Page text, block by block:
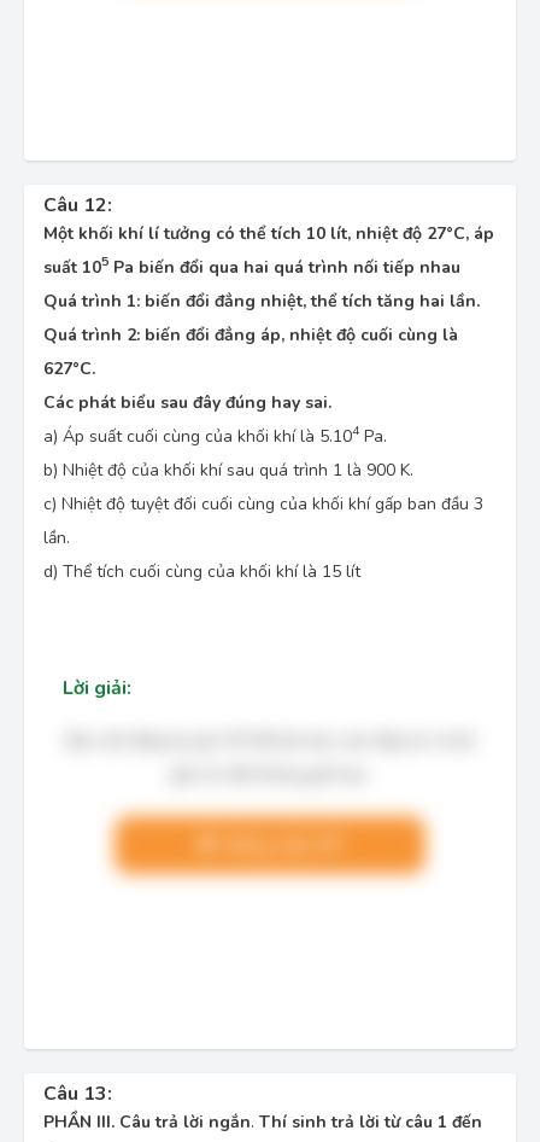
Câu 12:
Một khối khí lí tưởng có thể tích 10 lít, nhiệt độ 27°C, áp
suất 105 Pa biến đổi qua hai quá trình nối tiếp nhau
Quá trình 1: biến đổi đẳng nhiệt, thể tích tăng hai lần.
Quá trình 2: biến đổi đẳng áp, nhiệt độ cuối cùng là
627°C.
Các phát biểu sau đây đúng hay sai.
a) Áp suất cuối cùng của khối khí là 5.104 Pa.
b) Nhiệt độ của khối khí sau quá trình 1 là 900 K.
c) Nhiệt độ tuyệt đối cuối cùng của khối khí gấp ban đầu 3
lần.
d) Thể tích cuối cùng của khối khí là 15 lít
Lời giải:
Câu 13:
PHẦN III. Câu trả lời ngắn. Thí sinh trả lời từ câu 1 đến